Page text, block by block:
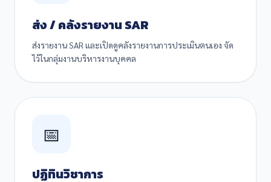
ส่ง / คลังรายงาน SAR
ส่งรายงาน SAR และเปิดดูคลังรายงานการประเมินตนเอง จัด
ไว้ในกลุ่มงานบริหารงานบุคคล
📅
ปฏิทินวิชาการ